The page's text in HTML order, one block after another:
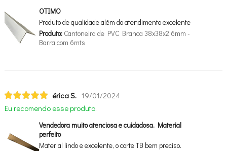
OTIMO
Produto de qualidade além do atendimento excelente
Produto:Cantoneira de PVC Branca 38x38x2,6mm -
Barra com 6mts
érica S. 19/01/2024
Eu recomendo esse produto.
Vendedora muito atenciosa e cuidadosa. Material
perfeito
Material lindo e excelente, o corte TB bem preciso.